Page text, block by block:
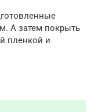
А затем покрыть
пленкой и